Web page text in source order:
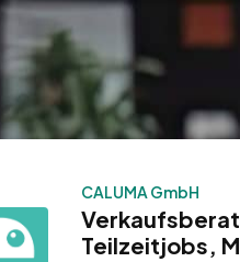
CALUMA GmbH
Teilzeitjobs,